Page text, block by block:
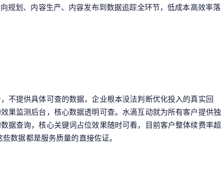
规划、内容生产、内容发布到数据追踪全环节，低成本高效率落
不提供具体可查的数据，企业根本没法判断优化投入的真实回
果监测后台，核心数据透明可查。水滴互动就为所有客户提供独
据查询，核心关键词占位效果随时可看，目前客户整体续费率超
数据都是服务质量的直接佐证。